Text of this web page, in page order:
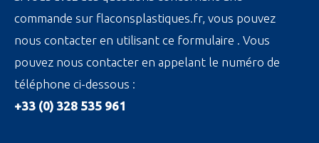
commande sur flaconsplastiques.fr, vous pouvez
nous contacter en utilisant ce formulaire . Vous
pouvez nous contacter en appelant le numéro de
téléphone ci-dessous :
+33 (0) 328 535 961